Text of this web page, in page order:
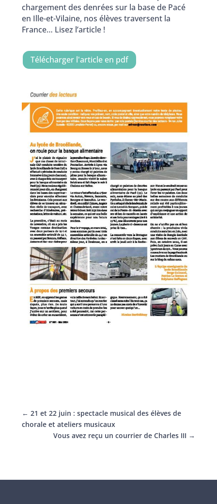
chargement des denrées sur la base de Pacé
en Ille-et-Vilaine, nos élèves traversent la
France… Lisez l’article !
Télécharger l'article en pdf
← 21 et 22 juin : spectacle musical des élèves de
chorale et ateliers musicaux
Vous avez reçu un courrier de Charles III →